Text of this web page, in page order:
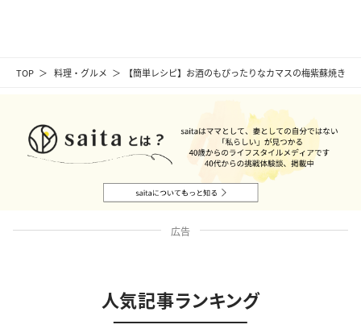
TOP 料理・グルメ 【簡単レシピ】お酒のもぴったりなカマスの梅紫蘇焼き
広告
人気記事ランキング